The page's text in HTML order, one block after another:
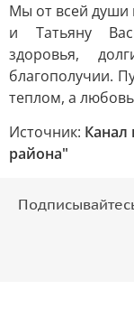
Мы от всей души
и Татьяну
здоровья,
благополучии.
теплом, а
Источник: Канал
района"